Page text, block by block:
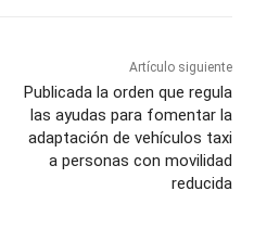
Artículo siguiente
Publicada la orden que regula
las ayudas para fomentar la
adaptación de vehículos taxi
a personas con movilidad
reducida